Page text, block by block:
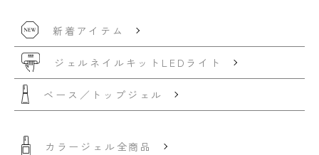
新着アイテム
ジェルネイルキット LEDライト
ベース／トップジェル
カラージェル全商品